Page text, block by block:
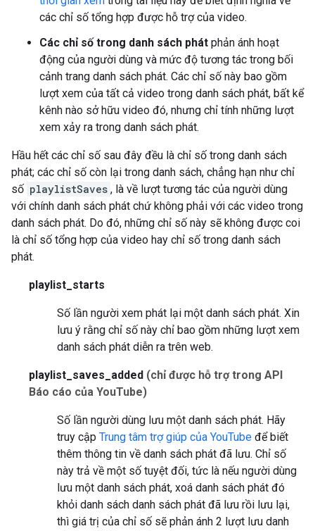
các chỉ số tổng hợp được hỗ trợ của video.
Các chỉ số trong danh sách phát phản ánh hoạt
động của người dùng và mức độ tương tác trong bối
cảnh trang danh sách phát. Các chỉ số này bao gồm
lượt xem của tất cả video trong danh sách phát, bất kể
kênh nào sở hữu video đó, nhưng chỉ tính những lượt
xem xảy ra trong danh sách phát.
Hầu hết các chỉ số sau đây đều là chỉ số trong danh sách
phát; các chỉ số còn lại trong danh sách, chẳng hạn như chỉ
số playlistSaves , là về lượt tương tác của người dùng
với chính danh sách phát chứ không phải với các video trong
danh sách phát. Do đó, những chỉ số này sẽ không được coi
là chỉ số tổng hợp của video hay chỉ số trong danh sách
phát.
playlist_starts
Số lần người xem phát lại một danh sách phát. Xin
lưu ý rằng chỉ số này chỉ bao gồm những lượt xem
danh sách phát diễn ra trên web.
playlist_saves_added (chỉ được hỗ trợ trong API
Báo cáo của YouTube)
Số lần người dùng lưu một danh sách phát. Hãy
truy cập Trung tâm trợ giúp của YouTube để biết
thêm thông tin về danh sách phát đã lưu. Chỉ số
này trả về một số tuyệt đối, tức là nếu người dùng
lưu một danh sách phát, xoá danh sách phát đó
khỏi danh sách danh sách phát đã lưu rồi lưu lại,
thì giá trị của chỉ số sẽ phản ánh 2 lượt lưu danh